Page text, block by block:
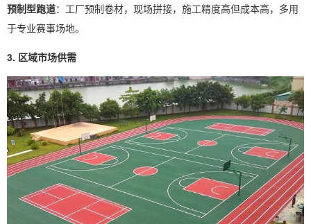
预制型跑道：工厂预制卷材，现场拼接，施工精度高但成本高，多用
于专业赛事场地。
3. 区域市场供需